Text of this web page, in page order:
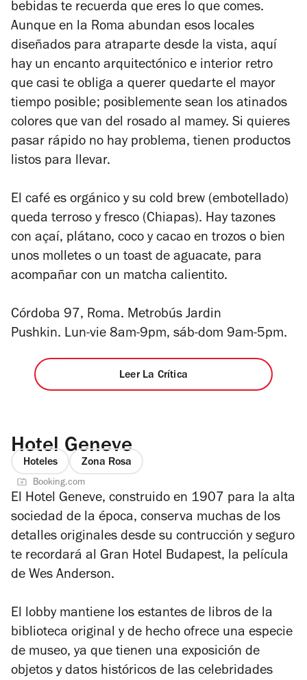
bebidas te recuerda que eres lo que comes.
Aunque en la Roma abundan esos locales
diseñados para atraparte desde la vista, aquí
hay un encanto arquitectónico e interior retro
que casi te obliga a querer quedarte el mayor
tiempo posible; posiblemente sean los atinados
colores que van del rosado al mamey. Si quieres
pasar rápido no hay problema, tienen productos
listos para llevar.
El café es orgánico y su cold brew (embotellado)
queda terroso y fresco (Chiapas). Hay tazones
con açaí, plátano, coco y cacao en trozos o bien
unos molletes o un toast de aguacate, para
acompañar con un matcha calientito.
Córdoba 97, Roma. Metrobús Jardin
Pushkin. Lun-vie 8am-9pm, sáb-dom 9am-5pm.
Leer La Crítica
Hotel Geneve
Hoteles Zona Rosa
Booking.com
El Hotel Geneve, construido en 1907 para la alta
sociedad de la época, conserva muchas de los
detalles originales desde su contrucción y seguro
te recordará al Gran Hotel Budapest, la película
de Wes Anderson.
El lobby mantiene los estantes de libros de la
biblioteca original y de hecho ofrece una especie
de museo, ya que tienen una exposición de
objetos y datos históricos de las celebridades